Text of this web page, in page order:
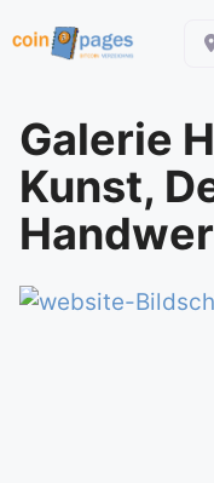
Inhalt
Galerie
Kunst,